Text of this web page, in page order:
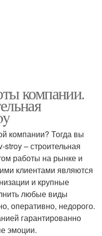
компании.
компании? Тогда вы
– строительная
работы на рынке и
клиентами являются
и крупные
любые виды
оперативно, недорого.
гарантированно
эмоции.